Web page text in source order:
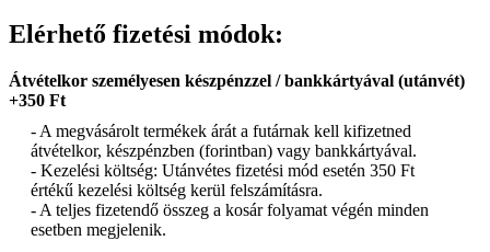
Elérhető fizetési módok:
Átvételkor személyesen készpénzzel / bankkártyával (utánvét)
+350 Ft
- A megvásárolt termékek árát a futárnak kell kifizetned
átvételkor, készpénzben (forintban) vagy bankkártyával.
- Kezelési költség: Utánvétes fizetési mód esetén 350 Ft
értékű kezelési költség kerül felszámításra.
- A teljes fizetendő összeg a kosár folyamat végén minden
esetben megjelenik.